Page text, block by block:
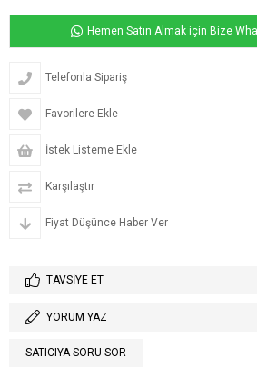
Hemen Satın Almak için Bize
Telefonla Sipariş
Favorilere Ekle
İstek Listeme Ekle
Karşılaştır
Fiyat Düşünce Haber Ver
TAVSIYE ET
YORUM YAZ
SATICIYA SORU SOR